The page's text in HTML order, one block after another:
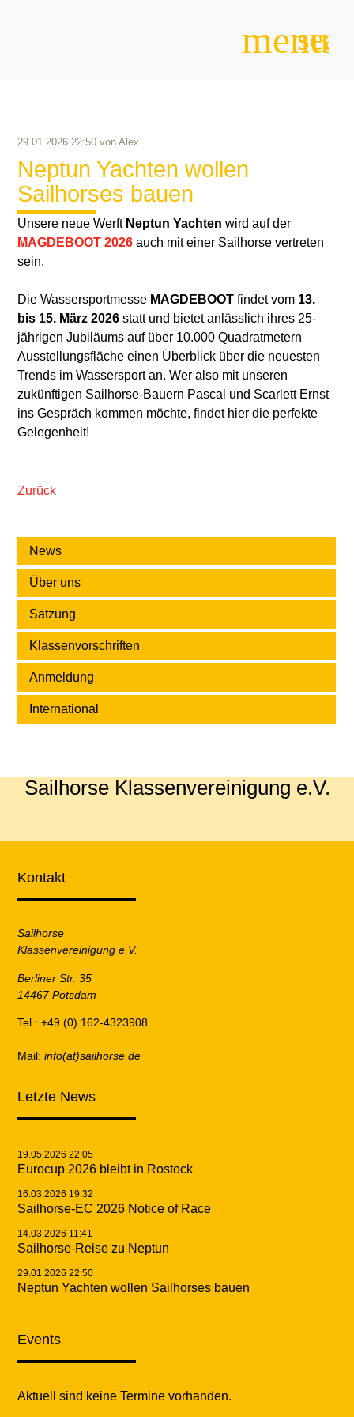
menu
29.01.2026 22:50 vonAlex
Neptun Yachten wollen
Sailhorses bauen
Unsere neue Werft Neptun Yachten wird auf der
MAGDEBOOT 2026 auch mit einer Sailhorse vertreten
sein.
Die Wassersportmesse MAGDEBOOT findet vom 13.
bis 15. März 2026 statt und bietet anlässlich ihres 25-
jährigen Jubiläums auf über 10.000 Quadratmetern
Ausstellungsfläche einen Überblick über die neuesten
Trends im Wassersport an. Wer also mit unseren
zukünftigen Sailhorse-Bauern Pascal und Scarlett Ernst
ins Gespräch kommen möchte, findet hier die perfekte
Gelegenheit!
Zurück
News
Über uns
Satzung
Klassenvorschriften
Anmeldung
International
Sailhorse Klassenvereinigung e.V.
Kontakt
Sailhorse
Klassenvereinigung e.V.
Berliner Str. 35
14467 Potsdam
Tel.: +49 (0) 162-4323908
Mail:info(at)sailhorse.de
Letzte News
19.05.2026 22:05
Eurocup 2026 bleibt in Rostock
16.03.2026 19:32
Sailhorse-EC 2026 Notice of Race
14.03.2026 11:41
Sailhorse-Reise zu Neptun
29.01.2026 22:50
Neptun Yachten wollen Sailhorses bauen
Events
Aktuell sind keine Termine vorhanden.